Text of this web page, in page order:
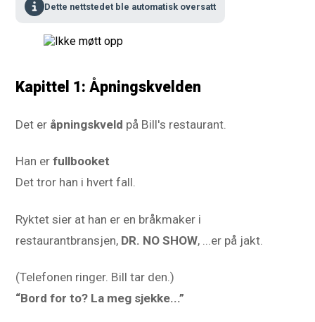
Dette nettstedet ble automatisk oversatt
Kapittel 1: Åpningskvelden
Det er åpningskveld på Bill's restaurant.
Han erfullbooket
Det tror han i hvert fall.
Ryktet sier at han er en bråkmaker i
restaurantbransjen, DR. NO SHOW, ...er på jakt.
(Telefonen ringer. Bill tar den.)
“Bord for to? La meg sjekke...”